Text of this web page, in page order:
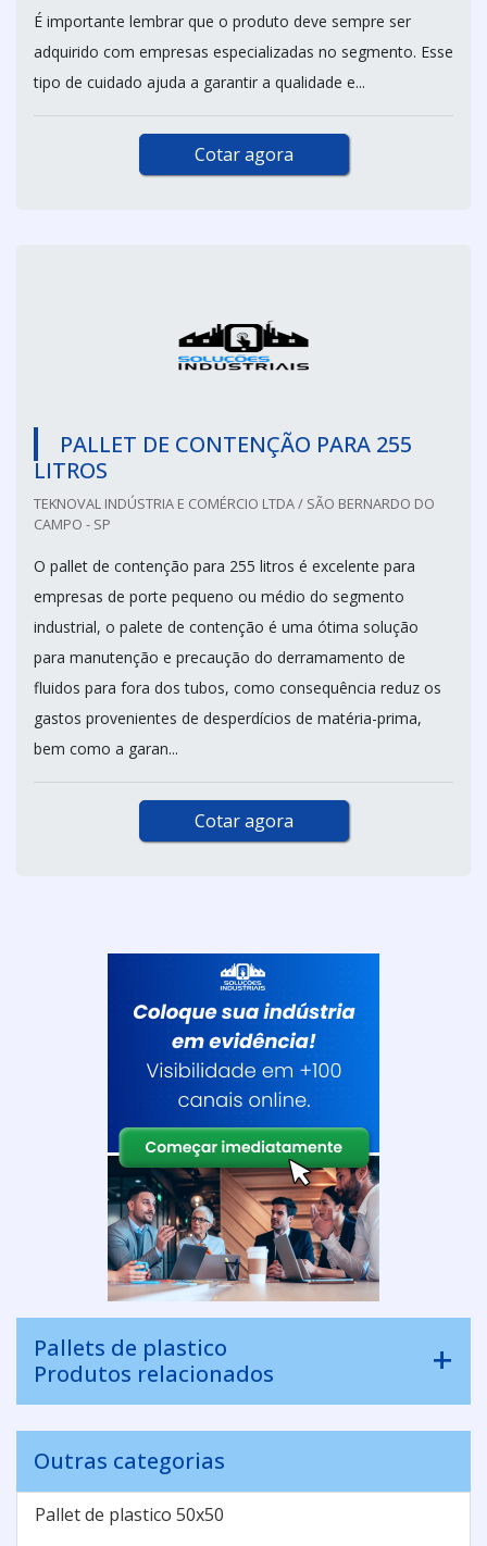
É importante lembrar que o produto deve sempre ser
adquirido com empresas especializadas no segmento. Esse
tipo de cuidado ajuda a garantir a qualidade e...
Cotar agora
PALLET DE CONTENÇÃO PARA 255
LITROS
TEKNOVAL INDÚSTRIA E COMÉRCIO LTDA / SÃO BERNARDO DO
CAMPO - SP
O pallet de contenção para 255 litros é excelente para
empresas de porte pequeno ou médio do segmento
industrial, o palete de contenção é uma ótima solução
para manutenção e precaução do derramamento de
fluidos para fora dos tubos, como consequência reduz os
gastos provenientes de desperdícios de matéria-prima,
bem como a garan...
Cotar agora
Pallets de plastico
Produtos relacionados
Outras categorias
Pallet de plastico 50x50